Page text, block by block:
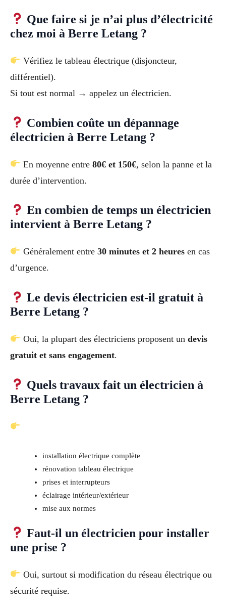
Que faire si je n’ai plus d’électricité
chez moi à Berre Letang ?
Vérifiez le tableau électrique (disjoncteur,
différentiel).
Si tout est normal → appelez un électricien.
Combien coûte un dépannage
électricien à Berre Letang ?
En moyenne entre 80€ et 150€, selon la panne et la
durée d’intervention.
En combien de temps un électricien
intervient à Berre Letang ?
Généralement entre 30 minutes et 2 heuresen cas
d’urgence.
Le devis électricien est-il gratuit à
Berre Letang ?
Oui, la plupart des électriciens proposent un devis
gratuit et sans engagement.
Quels travaux fait un électricien à
Berre Letang ?
installation électrique complète
rénovation tableau électrique
prises et interrupteurs
éclairage intérieur/extérieur
mise aux normes
Faut-il un électricien pour installer
une prise ?
Oui, surtout si modification du réseau électrique ou
sécurité requise.